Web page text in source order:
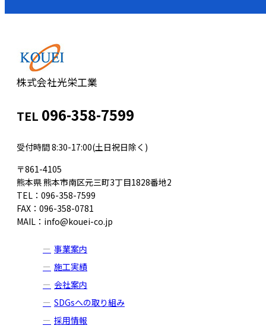
株式会社光栄工業
TEL 096-358-7599
受付時間 8:30-17:00(土日祝日除く)
〒861-4105
熊本県 熊本市南区元三町3丁目1828番地2
TEL：096-358-7599
FAX：096-358-0781
MAIL：info@kouei-co.jp
事業案内
施工実績
会社案内
SDGsへの取り組み
採用情報